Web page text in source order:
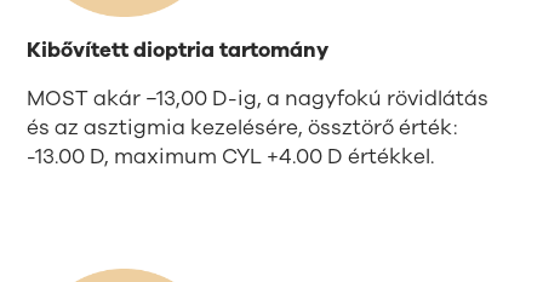
Kibővített dioptria tartomány
MOST akár −13,00 D-ig, a nagyfokú rövidlátás
és az asztigmia kezelésére, össztörő érték:
-13.00 D, maximum CYL +4.00 D értékkel.